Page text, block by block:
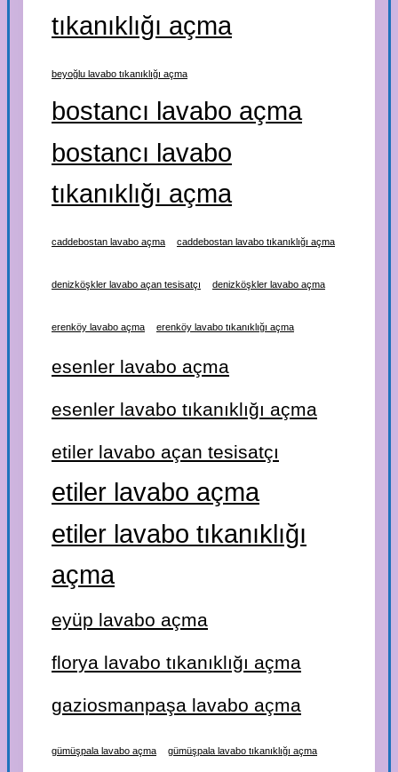
tıkanıklığı açma
beyoğlu lavabo tıkanıklığı açma
bostancı lavabo açma
bostancı lavabo
tıkanıklığı açma
caddebostan lavabo açma caddebostan lavabo tıkanıklığı açma
denizköşkler lavabo açan tesisatçı denizköşkler lavabo açma
erenköy lavabo açma erenköy lavabo tıkanıklığı açma
esenler lavabo açma
esenler lavabo tıkanıklığı açma
etiler lavabo açan tesisatçı
etiler lavabo açma
etiler lavabo tıkanıklığı
açma
eyüp lavabo açma
florya lavabo tıkanıklığı açma
gaziosmanpaşa lavabo açma
gümüşpala lavabo açma gümüşpala lavabo tıkanıklığı açma